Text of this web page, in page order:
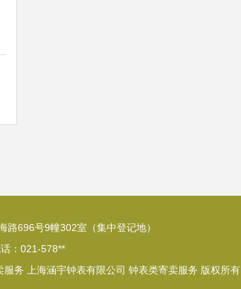
路696号9幢302室（集中登记地）
：021-578**
服务 上海涵宇钟表有限公司 钟表类寄卖服务 版权所有